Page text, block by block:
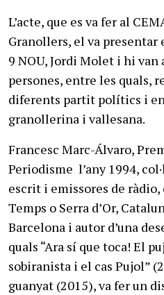
L’acte, que es va fer al
Granollers, el va presentar
9 NOU, Jordi Molet i hi van
persones, entre les quals,
diferents partit polítics i
granollerina i vallesana.
Francesc Marc-Álvaro,
Periodisme l’any 1994,
escrit i emissores de ràdio,
Temps o Serra d’Or,
Barcelona i autor d’una
quals “Ara sí que toca! El
sobiranista i el cas Pujol”
guanyat (2015), va fer un